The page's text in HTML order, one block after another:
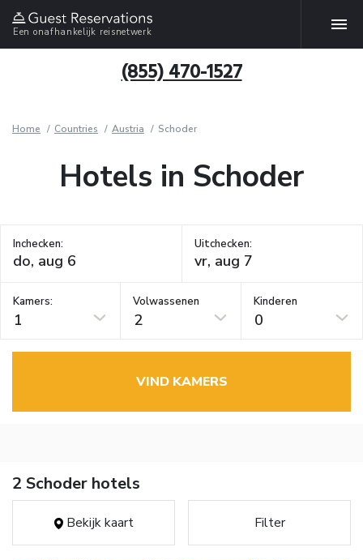
Een onafhankelijk reisnetwerk
(855) 470-1527
Home Countries Austria Schoder
Hotels in Schoder
Inchecken: Uitchecken:
Kamers:
1
Volwassenen
2
Kinderen
0
VIND KAMERS
2 Schoder hotels
Bekijk kaart Filter